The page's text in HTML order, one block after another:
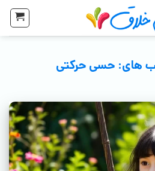
های: حسی حرکتی